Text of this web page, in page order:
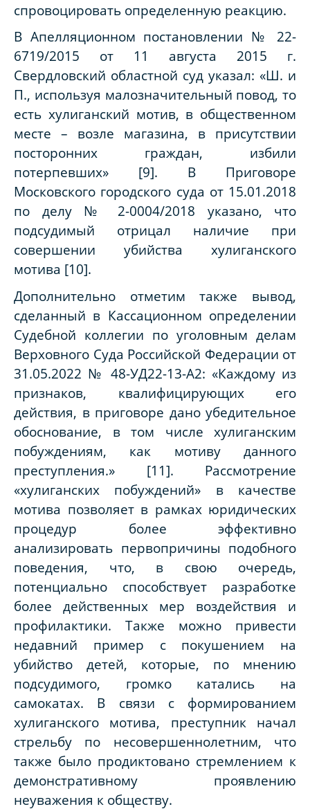
спровоцировать определенную реакцию.
В Апелляционном постановлении № 22-
6719/2015 от 11 августа 2015 г.
Свердловский областной суд указал: «Ш. и
П., используя малозначительный повод, то
есть хулиганский мотив, в общественном
месте – возле магазина, в присутствии
посторонних граждан, избили
потерпевших» [9]. В Приговоре
Московского городского суда от 15.01.2018
по делу № 2-0004/2018 указано, что
подсудимый отрицал наличие при
совершении убийства хулиганского
мотива [10].
Дополнительно отметим также вывод,
сделанный в Кассационном определении
Судебной коллегии по уголовным делам
Верховного Суда Российской Федерации от
31.05.2022 № 48-УД22-13-А2: «Каждому из
признаков, квалифицирующих его
действия, в приговоре дано убедительное
обоснование, в том числе хулиганским
побуждениям, как мотиву данного
преступления.» [11]. Рассмотрение
«хулиганских побуждений» в качестве
мотива позволяет в рамках юридических
процедур более эффективно
анализировать первопричины подобного
поведения, что, в свою очередь,
потенциально способствует разработке
более действенных мер воздействия и
профилактики. Также можно привести
недавний пример с покушением на
убийство детей, которые, по мнению
подсудимого, громко катались на
самокатах. В связи с формированием
хулиганского мотива, преступник начал
стрельбу по несовершеннолетним, что
также было продиктовано стремлением к
демонстративному проявлению
неуважения к обществу.